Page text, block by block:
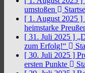
umstoßen
[ 1. August 2025 ]
heimstarke
[ 31. Juli 2025 ]
zum Erfolg!“
[ 30. Juli 2025 ]
ersten Punkte